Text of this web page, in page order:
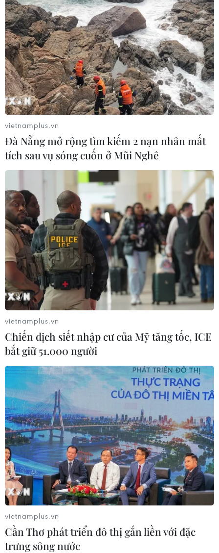
vietnamplus.vn
Đà Nẵng mở rộng tìm kiếm 2 nạn nhân mất
tích sau vụ sóng cuốn ở Mũi Nghê
vietnamplus.vn
Chiến dịch siết nhập cư của Mỹ tăng tốc, ICE
bắt giữ 51.000 người
vietnamplus.vn
Cần Thơ phát triển đô thị gắn liền với đặc
trưng sông nước